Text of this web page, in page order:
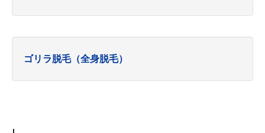
ゴリラ脱毛（全身脱毛）